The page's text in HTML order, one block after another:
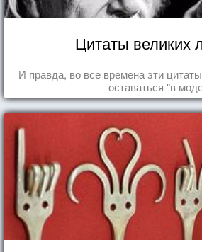
Цитаты великих
И правда, во все времена эти
оставаться "в